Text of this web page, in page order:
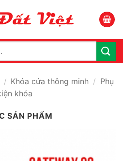
/ Khóa cửa thông minh / Phụ
khóa
SẢN PHẨM